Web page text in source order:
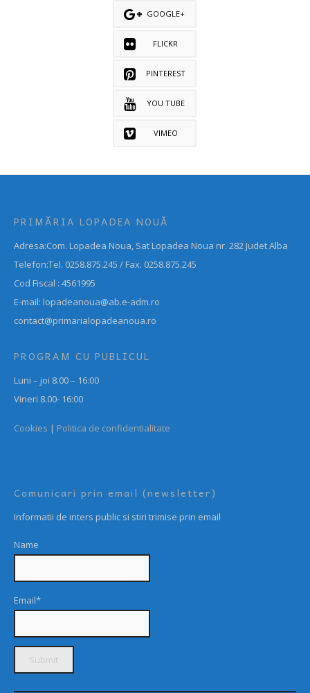
GOOGLE+
FLICKR
PINTEREST
YOU TUBE
VIMEO
PRIMĂRIA LOPADEA NOUĂ
Adresa:Com. Lopadea Noua, Sat Lopadea Noua nr. 282 Judet Alba
Telefon:Tel. 0258.875.245 / Fax. 0258.875.245
Cod Fiscal : 4561995
E-mail: lopadeanoua@ab.e-adm.ro
contact@primarialopadeanoua.ro
PROGRAM CU PUBLICUL
Luni – joi 8.00 – 16:00
Vineri 8.00- 16:00
Cookies | Politica de confidentialitate
Comunicari prin email (newsletter)
Informatii de inters public si stiri trimise prin email
Name
Email*